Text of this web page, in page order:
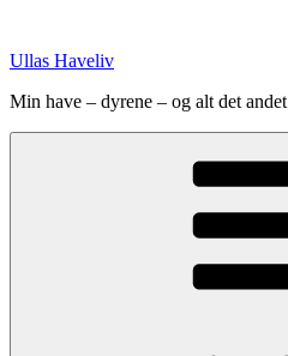
indhold
Ullas Haveliv
Min have – dyrene – og alt det andet